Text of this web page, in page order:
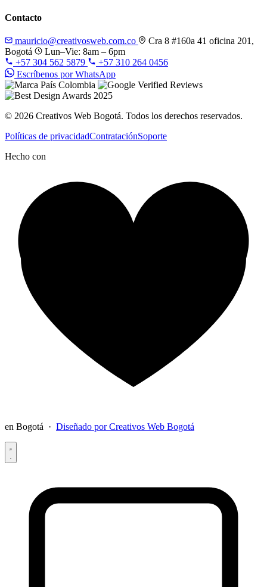
Contacto
mauricio@creativosweb.com.co
Cra 8 #160a 41 oficina 201,
Bogotá
Lun–Vie: 8am – 6pm
+57 304 562 5879
+57 310 264 0456
Escríbenos por WhatsApp
© 2026 Creativos Web Bogotá. Todos los derechos reservados.
Políticas de privacidadContrataciónSoporte
Hecho con
en Bogotá · Diseñado por Creativos Web Bogotá